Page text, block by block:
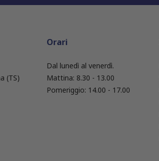
(TS)
Orari
Dal lunedì al venerdì.
Mattina: 8.30 - 13.00
Pomeriggio: 14.00 - 17.00